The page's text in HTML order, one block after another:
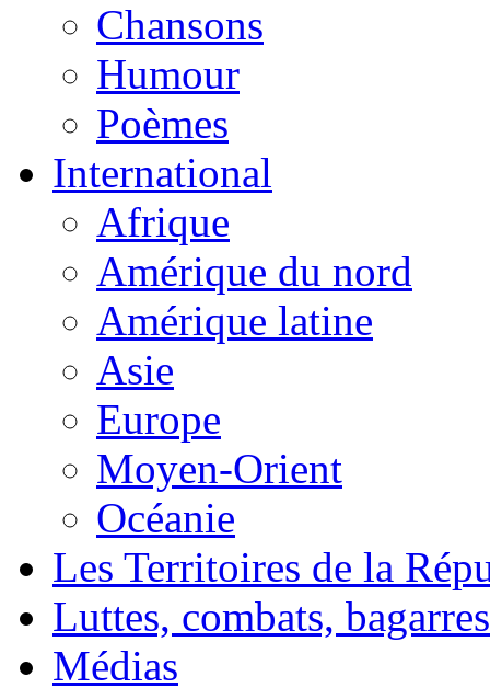
Chansons
Humour
Poèmes
International
Afrique
Amérique du nord
Amérique latine
Asie
Europe
Moyen-Orient
Océanie
Les Territoires de la
Luttes, combats, bagarres
Médias